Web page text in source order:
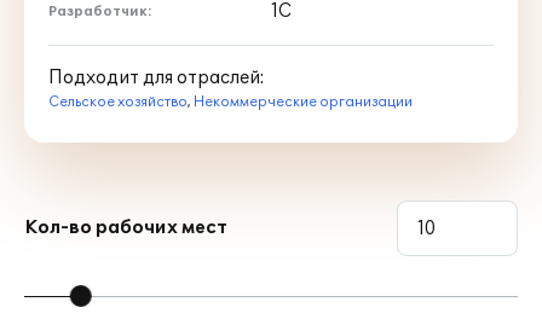
Разработчик: 1С
Подходит для отраслей:
Сельское хозяйство, Некоммерческие организации
Кол-во рабочих мест